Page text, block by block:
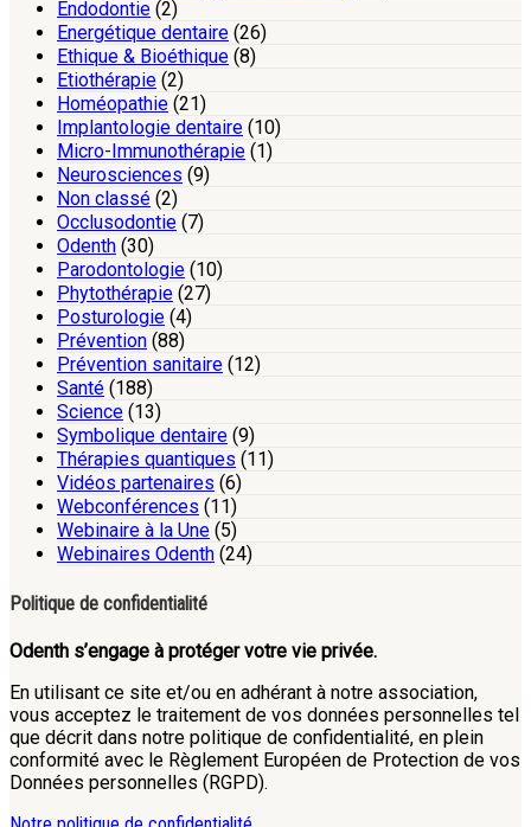
Endodontie (2)
Energétique dentaire (26)
Ethique & Bioéthique (8)
Etiothérapie (2)
Homéopathie (21)
Implantologie dentaire (10)
Micro-Immunothérapie (1)
Neurosciences (9)
Non classé (2)
Occlusodontie (7)
Odenth (30)
Parodontologie (10)
Phytothérapie (27)
Posturologie (4)
Prévention (88)
Prévention sanitaire (12)
Santé (188)
Science (13)
Symbolique dentaire (9)
Thérapies quantiques (11)
Vidéos partenaires (6)
Webconférences (11)
Webinaire à la Une (5)
Webinaires Odenth (24)
Politique de confidentialité
Odenth s’engage à protéger votre vie privée.
En utilisant ce site et/ou en adhérant à notre association,
vous acceptez le traitement de vos données personnelles tel
que décrit dans notre politique de confidentialité, en plein
conformité avec le Règlement Européen de Protection de vos
Données personnelles (RGPD).